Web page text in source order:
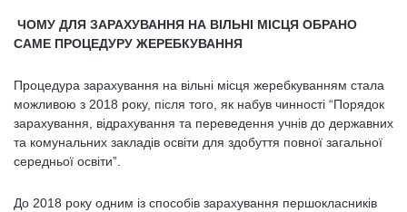
ЧОМУ ДЛЯ ЗАРАХУВАННЯ НА ВІЛЬНІ МІСЦЯ ОБРАНО
САМЕ ПРОЦЕДУРУ ЖЕРЕБКУВАННЯ
Процедура зарахування на вільні місця жеребкуванням стала
можливою з 2018 року, після того, як набув чинності “Порядок
зарахування, відрахування та переведення учнів до державних
та комунальних закладів освіти для здобуття повної загальної
середньої освіти”.
До 2018 року одним із способів зарахування першокласників